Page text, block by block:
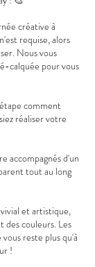
créative à
requise, alors
Nous vous
calquée pour vous
comment
réaliser votre
accompagnés d'un
tout au long
et artistique,
des couleurs. Les
reste plus qu'à
!